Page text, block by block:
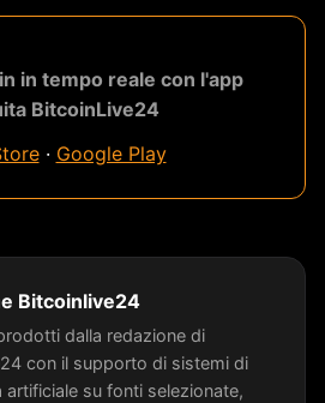
in tempo reale con l'app
BitcoinLive24
· Google Play
Bitcoinlive24
dalla redazione di
con il supporto di sistemi di
artificiale su fonti selezionate,